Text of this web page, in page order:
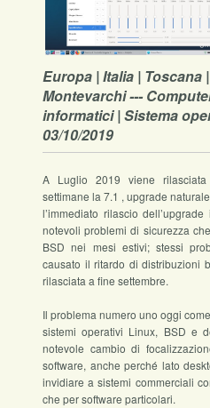
Europa | Italia | Toscana
Montevarchi ---
informatici | Sistema
03/10/2019
A Luglio 2019 viene
settimane la 7.1 , upgrade
l’immediato rilascio
notevoli problemi di sicurezza
BSD nei mesi estivi; stessi
causato il ritardo di distribuzioni
rilasciata a fine settembre.
Il problema numero uno oggi
sistemi operativi Linux, BSD e
notevole cambio di
software, anche perché lato
invidiare a sistemi commerciali
che per software particolari.